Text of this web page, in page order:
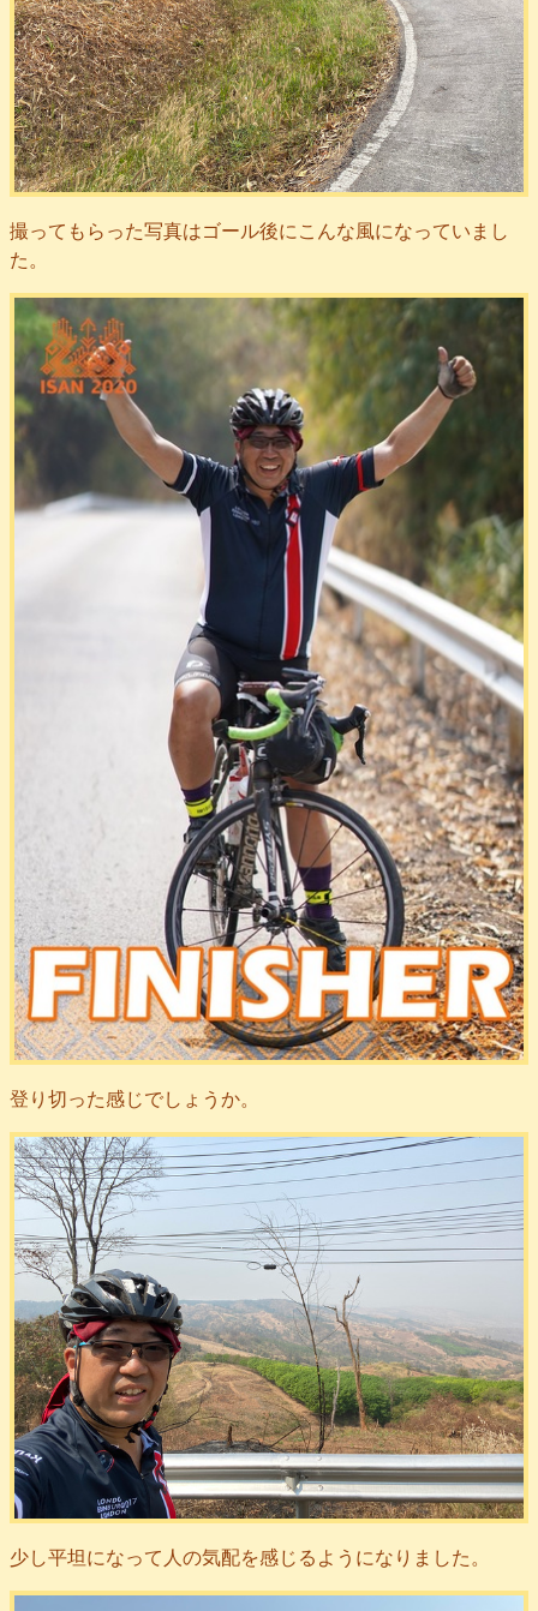
撮ってもらった写真はゴール後にこんな風になっていまし
た。
登り切った感じでしょうか。
少し平坦になって人の気配を感じるようになりました。